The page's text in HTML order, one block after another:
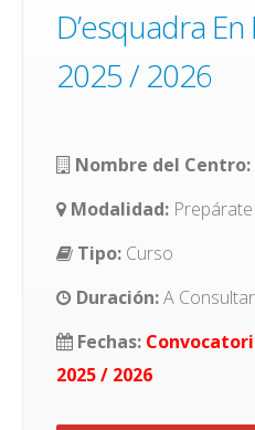
D’esquadra
2025 / 2026
Nombre del Centro:
Modalidad:
Tipo: Curso
Duración:A Consultar
Fechas:
2025 / 2026